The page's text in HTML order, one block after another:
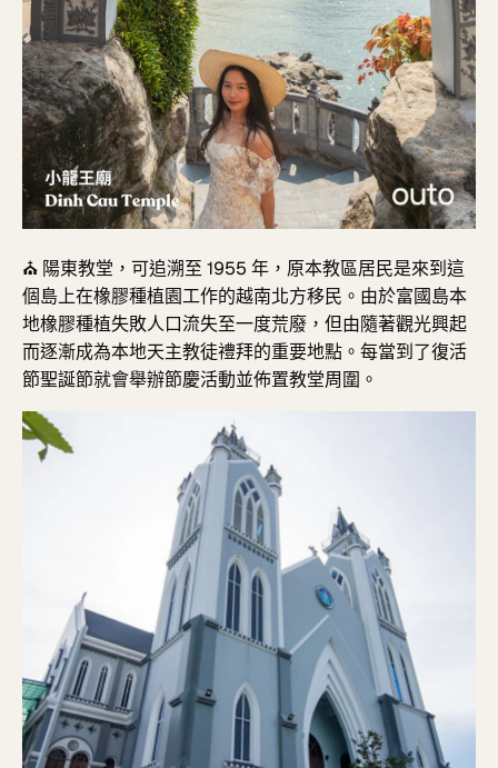
⛪ 陽東教堂， 可追溯至 1955 年，原本教區居民是來到這
個島上在橡膠種植園工作的越南北方移民。由於富國島本
地橡膠種植失敗人口流失至一度荒廢，但由隨著觀光興起
而逐漸成為本地天主教徒禮拜的重要地點。每當到了復活
節聖誕節就會舉辦節慶活動並佈置教堂周圍。